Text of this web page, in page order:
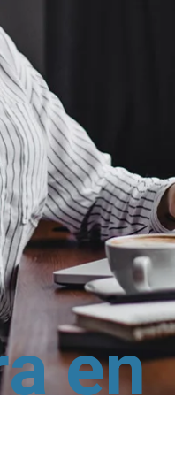
en